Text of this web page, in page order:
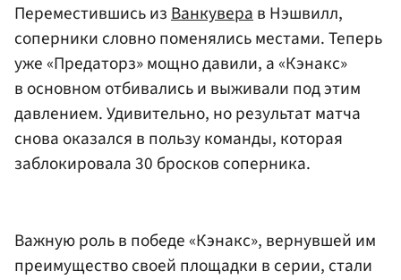
Переместившись изВанкуверав Нэшвилл,
соперники словно поменялись местами. Теперь
уже «Предаторз» мощно давили, а «Кэнакс»
в основном отбивались и выживали под этим
давлением. Удивительно, но результат матча
снова оказался в пользу команды, которая
заблокировала 30 бросков соперника.
Важную роль в победе «Кэнакс», вернувшей им
преимущество своей площадки в серии, стали